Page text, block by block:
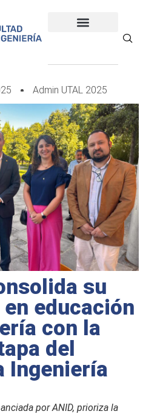
Admin UTAL 2025
su
en educación
con la
del
Ingeniería
por ANID, prioriza la